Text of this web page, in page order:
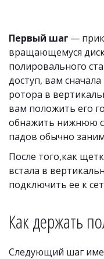
Первый шаг —
вращающемуся
полировального
доступ, вам
ротора в
вам положить его
обнажить нижнюю
падов обычно
После того,как
встала в
подключить ее к
Как держать
Следующий шаг